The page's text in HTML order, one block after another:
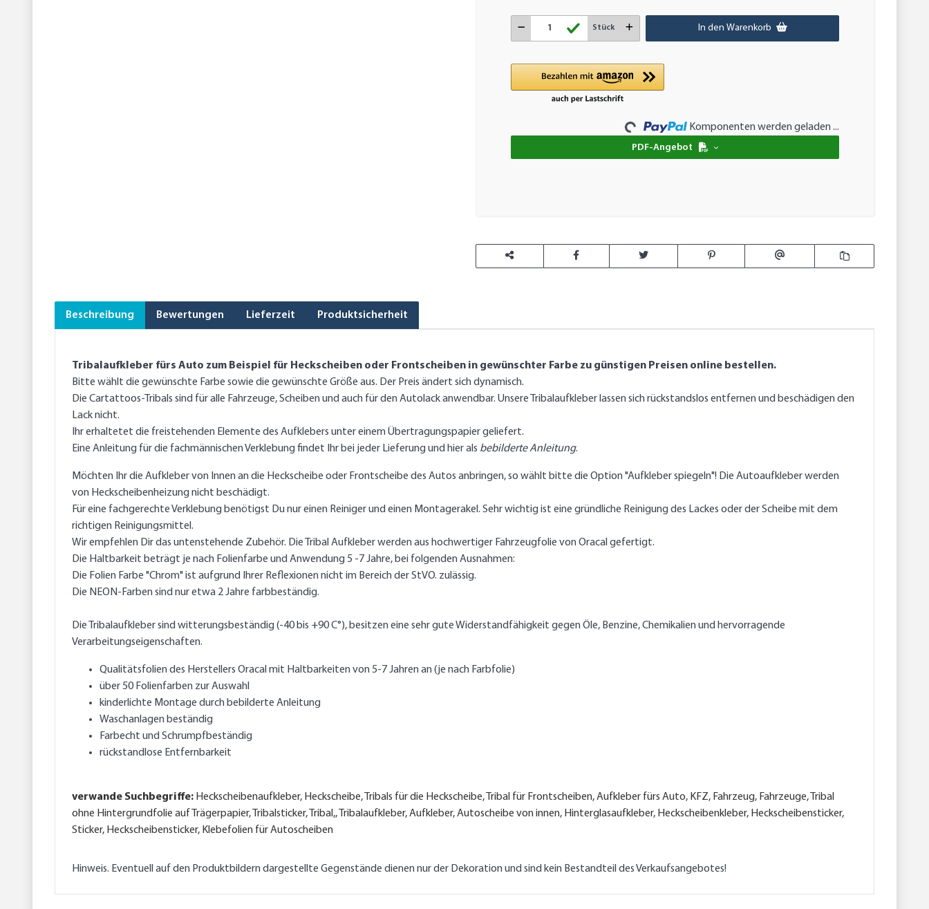
Stück In den Warenkorb
Loading...
Komponenten werden geladen ...
PDF-Angebot
Beschreibung Bewertungen Lieferzeit Produktsicherheit
Tribalaufkleber fürs Auto zum Beispiel für Heckscheiben oder Frontscheiben in gewünschter Farbe zu günstigen Preisen online bestellen.
Bitte wählt die gewünschte Farbe sowie die gewünschte Größe aus. Der Preis ändert sich dynamisch.
Die Cartattoos-Tribals sind für alle Fahrzeuge, Scheiben und auch für den Autolack anwendbar. Unsere Tribalaufkleber lassen sich rückstandslos entfernen und beschädigen den
Lack nicht.
Ihr erhaltetet die freistehenden Elemente des Aufklebers unter einem Übertragungspapier geliefert.
Eine Anleitung für die fachmännischen Verklebung findet Ihr bei jeder Lieferung und hier als bebilderte Anleitung.
Möchten Ihr die Aufkleber von Innen an die Heckscheibe oder Frontscheibe des Autos anbringen, so wählt bitte die Option "Aufkleber spiegeln"! Die Autoaufkleber werden
von Heckscheibenheizung nicht beschädigt.
Für eine fachgerechte Verklebung benötigst Du nur einen Reiniger und einen Montagerakel. Sehr wichtig ist eine gründliche Reinigung des Lackes oder der Scheibe mit dem
richtigen Reinigungsmittel.
Wir empfehlen Dir das untenstehende Zubehör. Die Tribal Aufkleber werden aus hochwertiger Fahrzeugfolie von Oracal gefertigt.
Die Haltbarkeit beträgt je nach Folienfarbe und Anwendung 5 -7 Jahre, bei folgenden Ausnahmen:
Die Folien Farbe "Chrom" ist aufgrund Ihrer Reflexionen nicht im Bereich der StVO. zulässig.
Die NEON-Farben sind nur etwa 2 Jahre farbbeständig.
Die Tribalaufkleber sind witterungsbeständig (-40 bis +90 C°), besitzen eine sehr gute Widerstandfähigkeit gegen Öle, Benzine, Chemikalien und hervorragende
Verarbeitungseigenschaften.
Qualitätsfolien des Herstellers Oracal mit Haltbarkeiten von 5-7 Jahren an (je nach Farbfolie)
über 50 Folienfarben zur Auswahl
kinderlichte Montage durch bebilderte Anleitung
Waschanlagen beständig
Farbecht und Schrumpfbeständig
rückstandlose Entfernbarkeit
verwande Suchbegriffe: Heckscheibenaufkleber, Heckscheibe, Tribals für die Heckscheibe, Tribal für Frontscheiben, Aufkleber fürs Auto, KFZ, Fahrzeug, Fahrzeuge, Tribal
ohne Hintergrundfolie auf Trägerpapier, Tribalsticker, Tribal,, Tribalaufkleber, Aufkleber, Autoscheibe von innen, Hinterglasaufkleber, Heckscheibenkleber, Heckscheibensticker,
Sticker, Heckscheibensticker, Klebefolien für Autoscheiben
Hinweis. Eventuell auf den Produktbildern dargestellte Gegenstände dienen nur der Dekoration und sind kein Bestandteil des Verkaufsangebotes!